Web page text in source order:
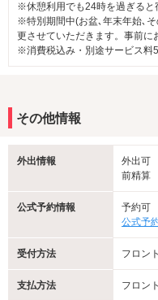
※休憩利用でも24時を過ぎると
※特別期間中(お盆､年末年始､
更させていただきます。事前に
※消費税込み・別途サービス料
その他情報
外出情報
外出可
前精算
公式予約情報
予約可
公式予
受付方法 フロント
支払方法 フロント